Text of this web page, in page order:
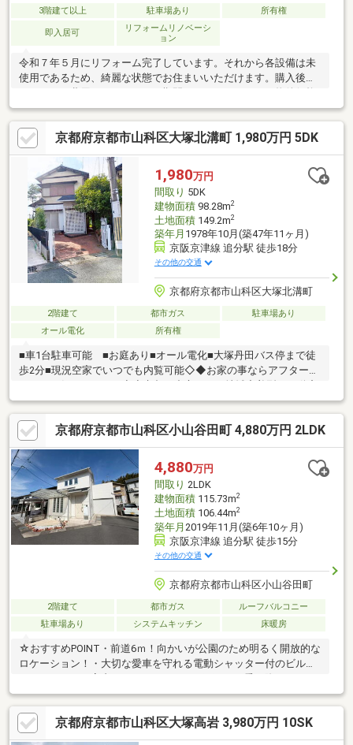
3階建て以上 駐車場あり 所有権
即入居可
リフォームリノベーシ
ョン
令和７年５月にリフォーム完了しています。それから各設備は未
使用であるため、綺麗な状態でお住まいいただけます。購入後の
リフォーム費用や、リフォーム期間が不要であるため、物件価格
および、購入時諸費用のみでの購入が可能です。車も１台駐車可
能であるため、車移動がメインの方にオススメの物件となってお
ります。京都府京都市山科区大塚北溝町 1,980万円 5DK
1,980万円
間取り 5DK
建物面積98.28m2
土地面積149.2m2
築年月 1978年10月(築47年11ヶ月)
京阪京津線 追分駅 徒歩18分
その他の交通
京都府京都市山科区大塚北溝町
2階建て 都市ガス
駐車場あり
オール電化
所有権
■車1台駐車可能 ■お庭あり■オール電化■大塚丹田バス停まで徒
歩2分■現況空家でいつでも内覧可能◇◆お家の事ならアフターホ
業者です。・新築・中古・土地・マンション・リフォーム・建
築・住み替えの相談など、お気軽にご相談下さい！！お家のこと
でお困りのことがあれば、ぜひアフターホームへ！
京都府京都市山科区小山谷田町 4,880万円 2LDK
4,880万円
間取り 2LDK
建物面積115.73m2
土地面積106.44m2
築年月 2019年11月(築6年10ヶ月)
京阪京津線 追分駅 徒歩15分
その他の交通
京都府京都市山科区小山谷田町
2階建て 都市ガス
ルーフバルコニー
駐車場あり
システムキッチン 床暖房
☆おすすめPOINT・前道6ｍ！向かいが公園のため明るく開放的な
ロケーション！・大切な愛車を守れる電動シャッター付のビルト
インガレージ！室内からアクセスでき、雨の日の乗り降りもスム
ーズです。・白を基調とした21帖超の開放感あるLDK！・広々と
したルーフバルコニーは屋外シンク付！晴れた日は椅子を置いて
リラックス♪ちょっとしたアウトドア気分が味わえます！□設備充
実！□食器洗い乾燥機浴室暖房乾燥機ウォシュレットモニター付
京都府京都市山科区大塚高岩 3,980万円 10SK